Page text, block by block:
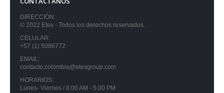
DIRECCIÓN:
© 2022 Etex - Todos los derechos reservados.
CELULAR:
+57 (1) 5086772
EMAIL:
contacto.colombia@etexgroup.com
HORARIOS:
Lunes- Viernes / 8:00 AM - 5:00 PM